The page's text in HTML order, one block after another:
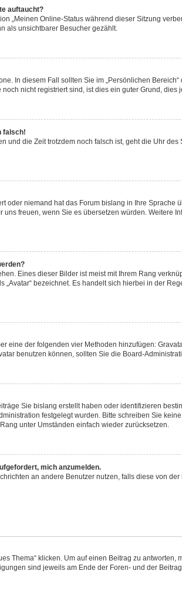
auftaucht?
„Meinen Online-Status während dieser Sitzung
als unsichtbarer Besucher gezählt.
In diesem Fall sollten Sie im „Persönlichen
nicht registriert sind, ist dies ein guter Grund, dies
falsch!
die Zeit trotzdem noch falsch ist, geht die Uhr
oder niemand hat das Forum bislang in Ihre
freuen, wenn Sie es übersetzen würden. Weitere
Eines dieser Bilder ist meist mit Ihrem Rang
bezeichnet. Es handelt sich hierbei in der
eine der folgenden vier Methoden hinzufügen:
benutzen können, sollten Sie die Board-
Sie bislang erstellt haben oder identifizieren
festgelegt wurden. Bitte schreiben Sie
unter Umständen einfach wieder zurücksetzen.
mich anzumelden.
an andere Benutzer nutzen, falls diese von
Thema“ klicken. Um auf einen Beitrag zu
sind jeweils am Ende der Foren- und der